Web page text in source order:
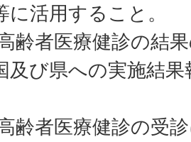
活用すること。
齢者医療健診の結
及び県への実施結
齢者医療健診の受